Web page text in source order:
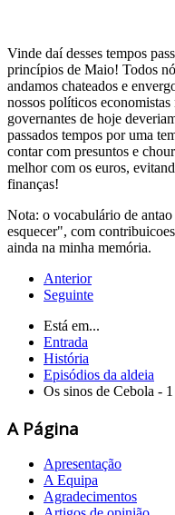
Vinde daí desses tempos
princípios de Maio! Todos
andamos chateados e
nossos políticos economistas
governantes de hoje
passados tempos por uma
contar com presuntos e
melhor com os euros,
finanças!
Nota: o vocabulário de
esquecer", com
ainda na minha memória.
Anterior
Seguinte
Está em...
Entrada
História
Episódios da aldeia
Os sinos de Cebola - 1
A Página
Apresentação
A Equipa
Agradecimentos